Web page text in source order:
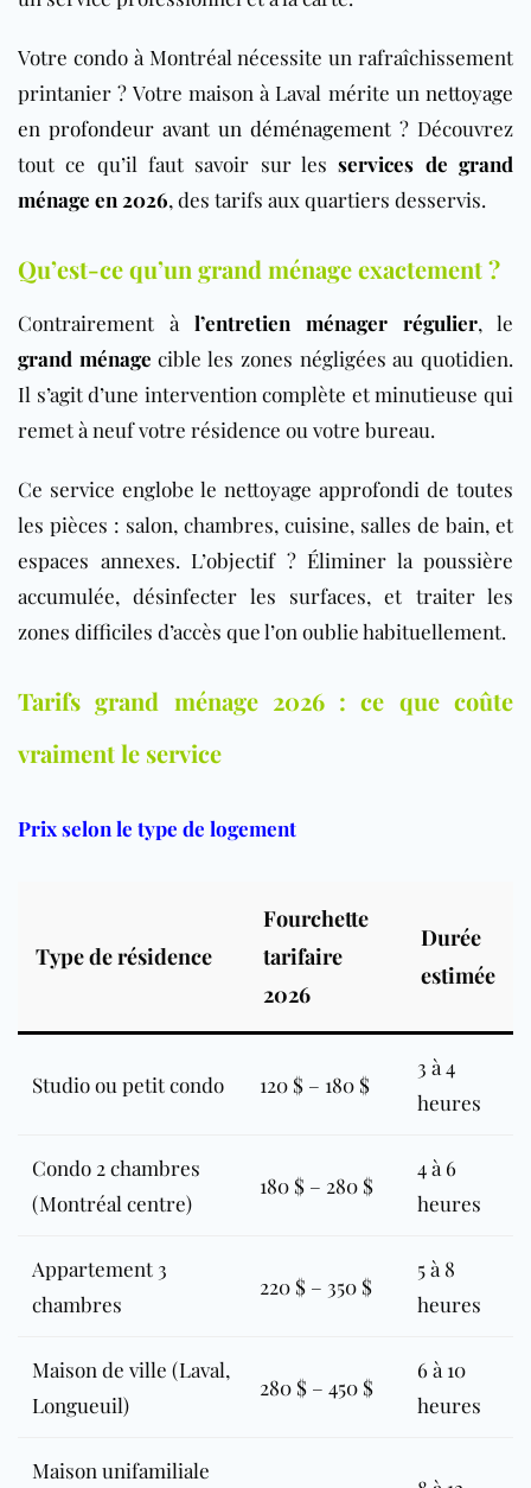
Votre condo à Montréal nécessite un rafraîchissement
printanier ? Votre maison à Laval mérite un nettoyage
en profondeur avant un déménagement ? Découvrez
tout ce qu’il faut savoir sur lesservices de grand
ménage en 2026, des tarifs aux quartiers desservis.
Qu’est-ce qu’un grand ménage exactement ?
Contrairement à l’entretien ménager régulier, le
grand ménage cible les zones négligées au quotidien.
Il s’agit d’une intervention complète et minutieuse qui
remet à neuf votre résidence ou votre bureau.
Ce service englobe le nettoyage approfondi de toutes
les pièces : salon, chambres, cuisine, salles de bain, et
espaces annexes. L’objectif ? Éliminer la poussière
accumulée, désinfecter les surfaces, et traiter les
zones difficiles d’accès que l’on oublie habituellement.
Tarifs grand ménage 2026 : ce que coûte
vraiment le service
Prix selon le type de logement
Type de résidence
Fourchette
tarifaire
2026
Durée
estimée
Studio ou petit condo 120 $ – 180 $
3 à 4
heures
Condo 2 chambres
(Montréal centre)
180 $ – 280 $
4 à 6
heures
Appartement 3
chambres
220 $ – 350 $
5 à 8
heures
Maison de ville (Laval,
Longueuil)
280 $ – 450 $
6 à 10
heures
Maison unifamiliale